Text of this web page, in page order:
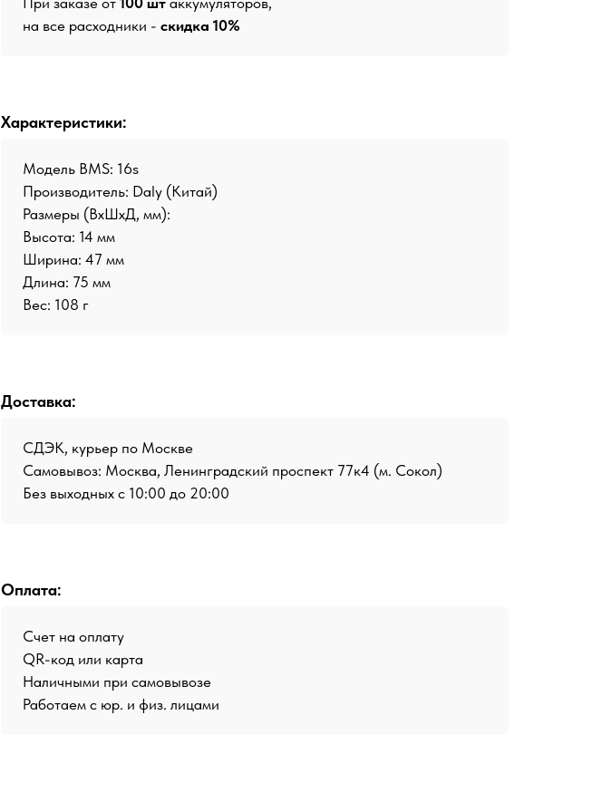
на все расходники - скидка 10%
Характеристики:
Модель BMS: 16s
Производитель: Daly (Китай)
Размеры (ВхШхД, мм):
Высота: 14 мм
Ширина: 47 мм
Длина: 75 мм
Вес: 108 г
Доставка:
СДЭК, курьер по Москве
Самовывоз: Москва, Ленинградский проспект 77к4 (м. Сокол)
Без выходных с 10:00 до 20:00
Оплата:
Счет на оплату
QR-код или карта
Наличными при самовывозе
Работаем с юр. и физ. лицами